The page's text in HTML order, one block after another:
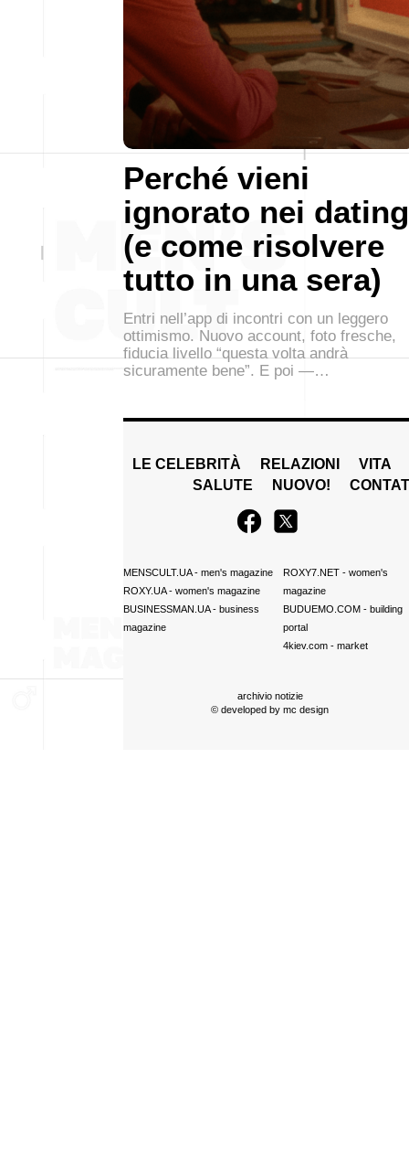
Perché vieni
ignorato nei dating
(e come risolvere
tutto in una sera)
Entri nell’app di incontri con un leggero
ottimismo. Nuovo account, foto fresche,
fiducia livello “questa volta andrà
sicuramente bene”. E poi —…
LE CELEBRITÀ RELAZIONI
VITA
SALUTE
NUOVO!
MENSCULT.UA- men's magazine
ROXY.UA- women's magazine
BUSINESSMAN.UA- business
magazine
ROXY7.NET- women's
magazine
BUDUEMO.COM- building
portal
4kiev.com- market
archivio notizie
© developed by mc design